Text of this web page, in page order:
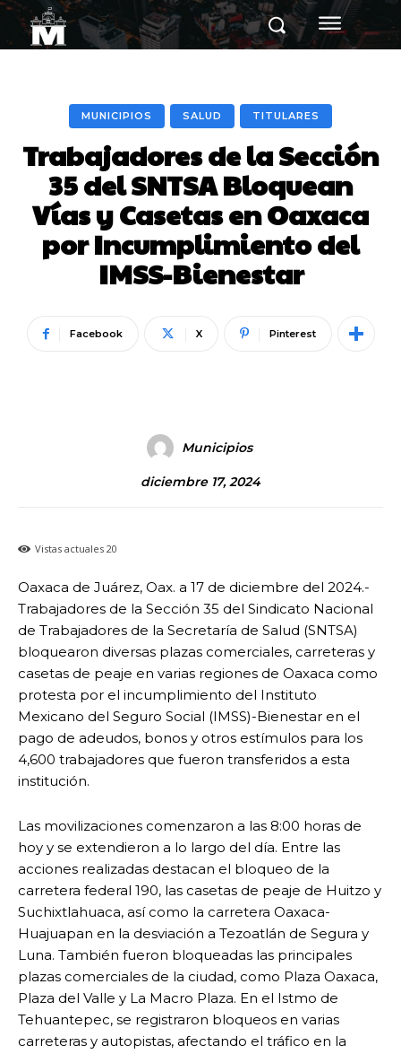
MUNICIPIOS SALUD TITULARES
Trabajadores de la Sección
35 del SNTSA Bloquean
Vías y Casetas en Oaxaca
por Incumplimiento del
IMSS-Bienestar
Facebook X Pinterest
Municipios
diciembre 17, 2024
Vistas actuales 20
Oaxaca de Juárez, Oax. a 17 de diciembre del 2024.-
Trabajadores de la Sección 35 del Sindicato Nacional
de Trabajadores de la Secretaría de Salud (SNTSA)
bloquearon diversas plazas comerciales, carreteras y
casetas de peaje en varias regiones de Oaxaca como
protesta por el incumplimiento del Instituto
Mexicano del Seguro Social (IMSS)-Bienestar en el
pago de adeudos, bonos y otros estímulos para los
4,600 trabajadores que fueron transferidos a esta
institución.
Las movilizaciones comenzaron a las 8:00 horas de
hoy y se extendieron a lo largo del día. Entre las
acciones realizadas destacan el bloqueo de la
carretera federal 190, las casetas de peaje de Huitzo y
Suchixtlahuaca, así como la carretera Oaxaca-
Huajuapan en la desviación a Tezoatlán de Segura y
Luna. También fueron bloqueadas las principales
plazas comerciales de la ciudad, como Plaza Oaxaca,
Plaza del Valle y La Macro Plaza. En el Istmo de
Tehuantepec, se registraron bloqueos en varias
carreteras y autopistas, afectando el tráfico en la